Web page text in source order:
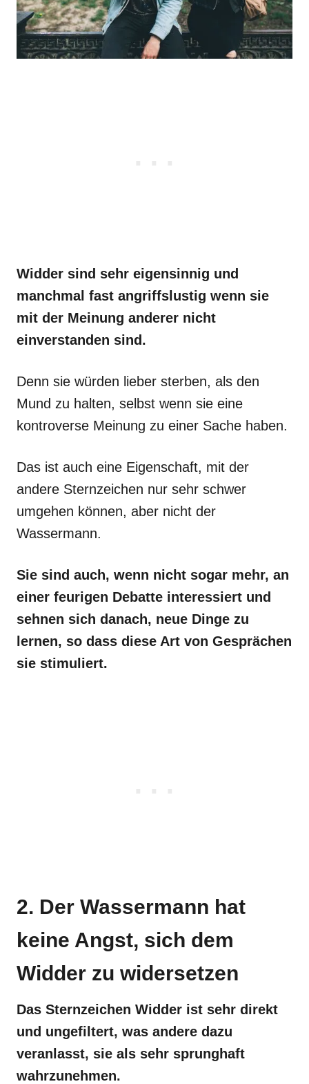
Widder sind sehr eigensinnig und
manchmal fast angriffslustig wenn sie
mit der Meinung anderer nicht
einverstanden sind.
Denn sie würden lieber sterben, als den
Mund zu halten, selbst wenn sie eine
kontroverse Meinung zu einer Sache haben.
Das ist auch eine Eigenschaft, mit der
andere Sternzeichen nur sehr schwer
umgehen können, aber nicht der
Wassermann.
Sie sind auch, wenn nicht sogar mehr, an
einer feurigen Debatte interessiert und
sehnen sich danach, neue Dinge zu
lernen, so dass diese Art von Gesprächen
sie stimuliert.
2. Der Wassermann hat
keine Angst, sich dem
Widder zu widersetzen
Das Sternzeichen Widder ist sehr direkt
und ungefiltert, was andere dazu
veranlasst, sie als sehr sprunghaft
wahrzunehmen.